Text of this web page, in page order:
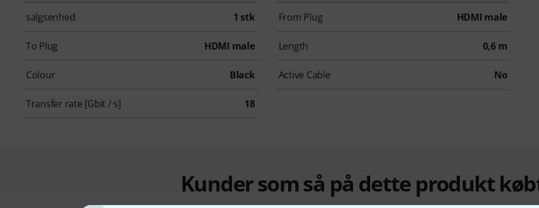
salgsenhed 1 stk From Plug HDMI male
To Plug HDMI male Length 0,6 m
Colour Black Active Cable No
Transfer rate [Gbit / s] 18
Kunder som så på dette produkt